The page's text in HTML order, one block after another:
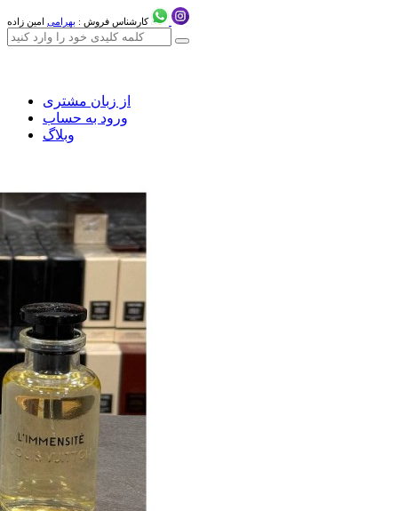
کارشناس فروش : بهرامی امین زاده
از زبان مشتری
ورود به حساب
وبلاگ